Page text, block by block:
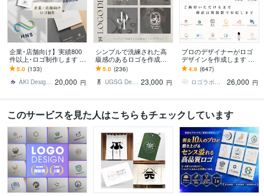
企業･店舗向け】実績800
件以上･ロゴ制作します 男
女2名のデザイナーが多角
的な視点からデザインを
ご提案します
5.0 (133)
AKI Design Create 20,000 円
シンプルで洗練された高
級感のあるロゴを作成し
ます —大切な想いをもと
に、コンセプトから丁寧
に設計いたします—
5.0 (236)
UGSG Design Studio 23,000 円
プロのデザイナーがロゴ
デザインを作成します ご
納得いただけなければ料
金は頂きません｜デザイ
ンの丸投げOK
4.9 (647)
ロゴラボ｜企業・店舗特化型デザイン事務所
26,000 円
このサービスを見た人はこちらもチェックしています